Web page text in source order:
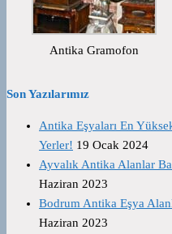
Antika Gramofon
Son Yazılarımız
Antika Eşyaları En
Yerler! 19 Ocak 2024
Ayvalık Antika Alanlar
Haziran 2023
Bodrum Antika Eşya
Haziran 2023